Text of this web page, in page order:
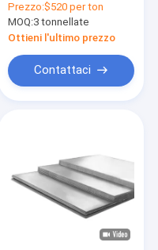
strato
Prezzo:$520 per ton
MOQ:3 tonnellate
Ottieni l'ultimo prezzo
Contattaci